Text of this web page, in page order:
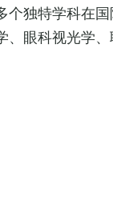
个独特学科在
眼科视光学